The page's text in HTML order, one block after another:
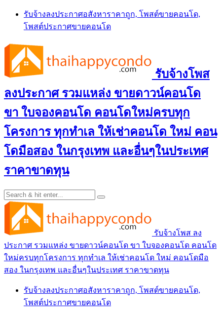
Skip
content
รับจ้างลงประกาศอสังหาราคาถูก, โพสต์ขายคอนโด,
โพสต์ประกาศขายคอนโด
รับจ้างโพส
ลงประกาศ รวมแหล่ง ขายดาวน์คอนโด
ขา ใบจองคอนโด คอนโดใหม่ครบทุก
โครงการ ทุกทำเล ให้เช่าคอนโด ใหม่ คอน
โดมือสอง ในกรุงเทพ และอื่นๆในประเทศ
ราคาขาดทุน
รับจ้างโพส ลง
ประกาศ รวมแหล่ง ขายดาวน์คอนโด ขา ใบจองคอนโด คอนโด
ใหม่ครบทุกโครงการ ทุกทำเล ให้เช่าคอนโด ใหม่ คอนโดมือ
สอง ในกรุงเทพ และอื่นๆในประเทศ ราคาขาดทุน
รับจ้างลงประกาศอสังหาราคาถูก, โพสต์ขายคอนโด,
โพสต์ประกาศขายคอนโด